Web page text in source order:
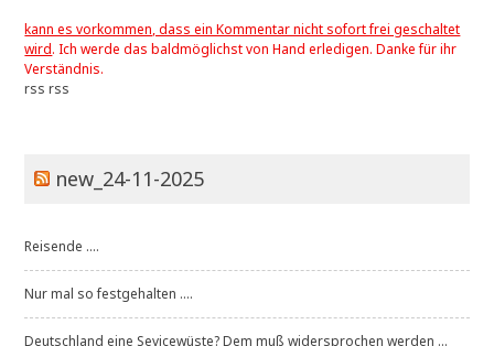
kann es vorkommen, dass ein Kommentar nicht sofort frei geschaltet
wird. Ich werde das baldmöglichst von Hand erledigen. Danke für ihr
Verständnis.
rss rss
new_24-11-2025
Reisende ....
Nur mal so festgehalten ....
Deutschland eine Sevicewüste? Dem muß widersprochen werden ...